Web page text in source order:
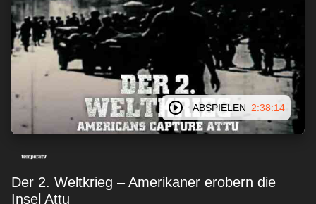
ABSPIELEN 2:38:14
Der 2. Weltkrieg – Amerikaner erobern die
Insel Attu